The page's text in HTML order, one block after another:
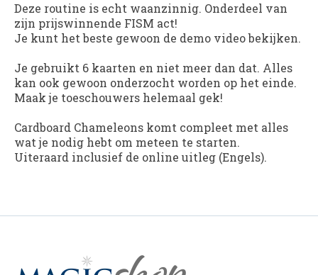
Deze routine is echt waanzinnig. Onderdeel van
zijn prijswinnende FISM act!
Je kunt het beste gewoon de demo video bekijken.
Je gebruikt 6 kaarten en niet meer dan dat. Alles
kan ook gewoon onderzocht worden op het einde.
Maak je toeschouwers helemaal gek!
Cardboard Chameleons komt compleet met alles
wat je nodig hebt om meteen te starten.
Uiteraard inclusief de online uitleg (Engels).